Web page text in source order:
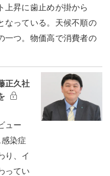
上昇に歯止めが掛から
なっている。天候不順の
一つ。物価高で消費者の
正久社
ュー
染症
り、イ
ってい